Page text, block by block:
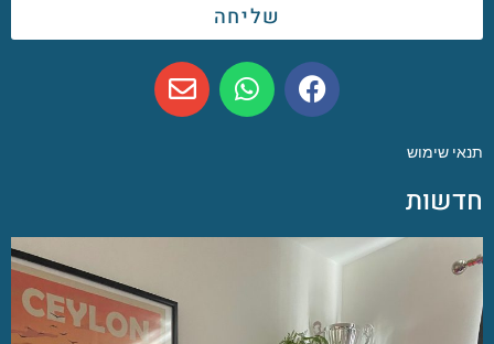
שליחה
תנאי שימוש
חדשות